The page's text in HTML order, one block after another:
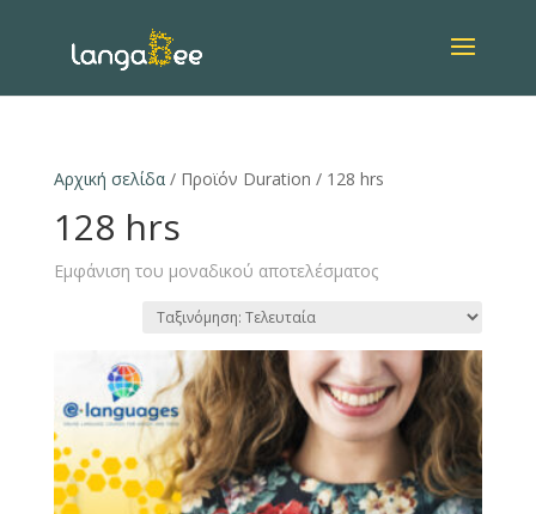
Αρχική σελίδα/ Προϊόν Duration / 128 hrs
128 hrs
Εμφάνιση του μοναδικού αποτελέσματος